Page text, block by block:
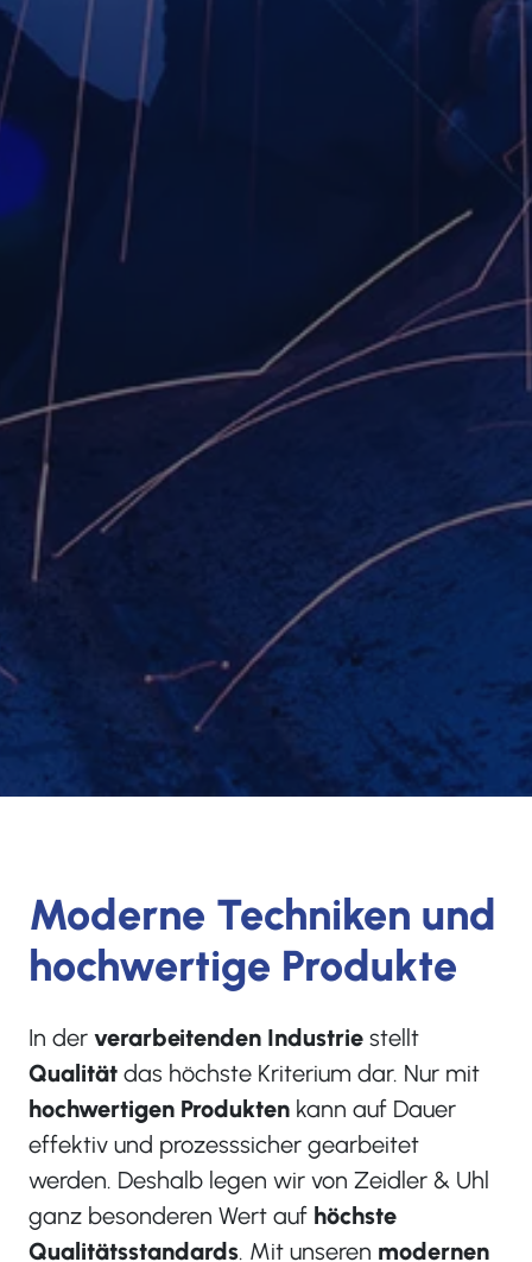
Moderne Techniken und
hochwertige Produkte
In der verarbeitenden Industrie stellt
Qualität das höchste Kriterium dar. Nur mit
hochwertigen Produkten kann auf Dauer
effektiv und prozesssicher gearbeitet
werden. Deshalb legen wir von Zeidler & Uhl
ganz besonderen Wert auf höchste
Qualitätsstandards. Mit unseren modernen